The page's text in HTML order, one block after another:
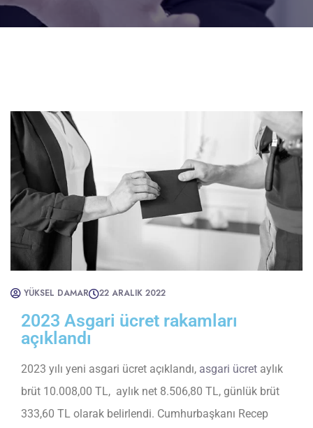
YÜKSEL DAMAR 22 ARALIK 2022
2023 Asgari ücret rakamları
açıklandı
2023 yılı yeni asgari ücret açıklandı, asgari ücret aylık
brüt 10.008,00 TL, aylık net 8.506,80 TL, günlük brüt
333,60 TL olarak belirlendi. Cumhurbaşkanı Recep